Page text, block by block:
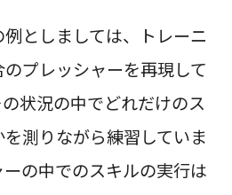
例としましては、トレーニ
プレッシャーを再現して
状況の中でどれだけのス
測りながら練習していま
の中でのスキルの実行は